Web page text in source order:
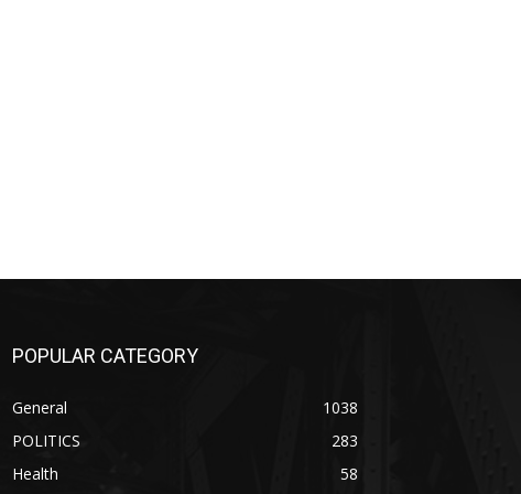
POPULAR CATEGORY
General
1038
POLITICS
283
Health
58